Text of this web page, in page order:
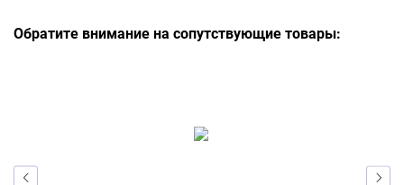
Обратите внимание на сопутствующие товары: